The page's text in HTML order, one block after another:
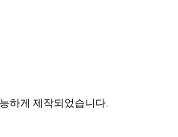
하게 제작되었습니다.